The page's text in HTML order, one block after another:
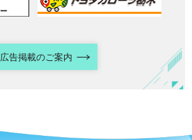
広告掲載のご案内